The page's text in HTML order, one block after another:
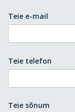
Teie e-mail
Teie telefon
Teie sõnum